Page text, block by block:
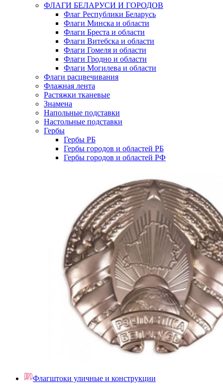
ФЛАГИ БЕЛАРУСИ И ГОРОДОВ
Флаг Республики Беларусь
Флаги Минска и области
Флаги Бреста и области
Флаги Витебска и области
Флаги Гомеля и области
Флаги Гродно и области
Флаги Могилева и области
Флаги расцвечивания
Флажная лента
Растяжки тканевые
Знамена
Напольные подставки
Настольные подставки
Гербы
Гербы РБ
Гербы городов и областей РБ
Гербы городов и областей РФ
Флагштоки уличные и конструкции